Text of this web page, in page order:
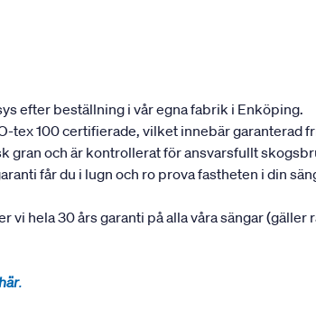
efter beställning i vår egna fabrik i Enköping.
tex 100 certifierade, vilket innebär
gran och är kontrollerat för ansvarsfullt
får du i lugn och ro prova fastheten i din
vi hela 30 års garanti på alla våra sängar (gäller
.